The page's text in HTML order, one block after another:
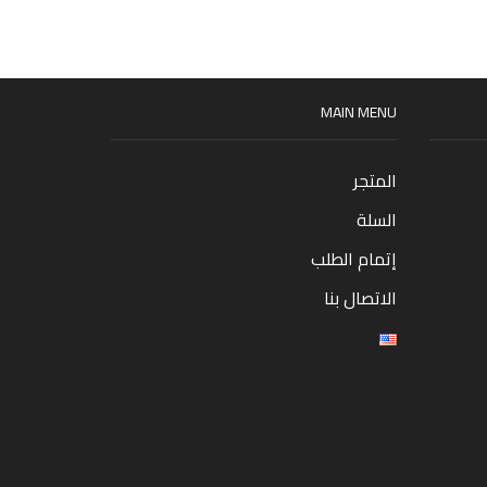
MAIN MENU
المتجر
السلة
إتمام الطلب
الاتصال بنا